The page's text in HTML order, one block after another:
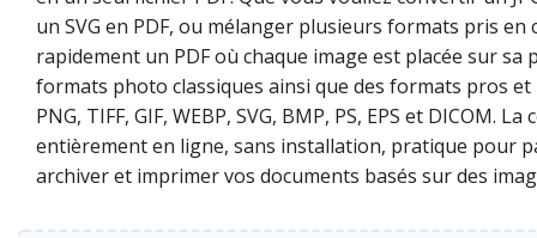
un SVG en PDF, ou mélanger plusieurs formats pris en
rapidement un PDF où chaque image est placée sur sa
formats photo classiques ainsi que des formats pros et
PNG, TIFF, GIF, WEBP, SVG, BMP, PS, EPS et DICOM.
entièrement en ligne, sans installation, pratique pour
archiver et imprimer vos documents basés sur des